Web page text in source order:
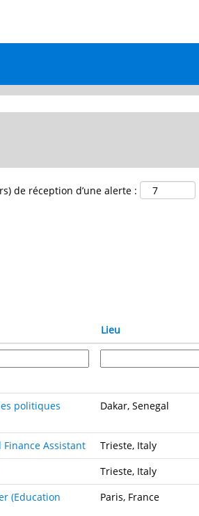
chez UNESCO
pour
de réception d’une alerte :
Lieu
politiques
Dakar, Senegal
Assistant Trieste, Italy
Trieste, Italy
(Education
Paris, France